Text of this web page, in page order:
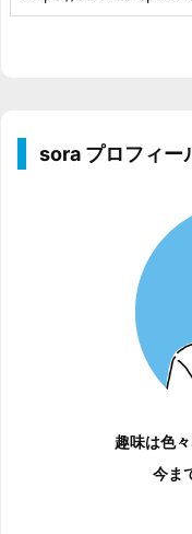
sora プロフィー
趣味は色
今ま